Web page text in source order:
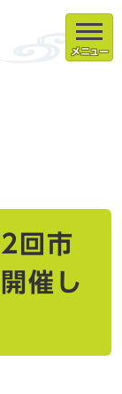
メニュー
回市
催し